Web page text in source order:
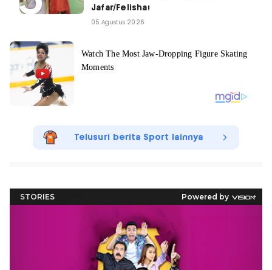
Jafar/Felisha!
05 Agustus 2026
Telusuri berita Sport lainnya